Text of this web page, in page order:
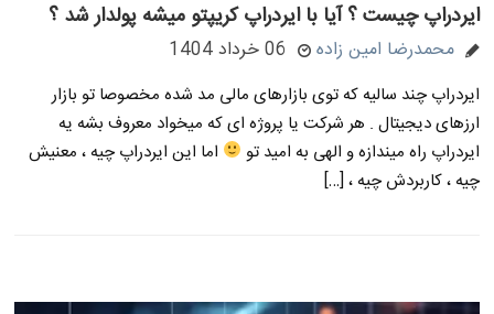
ایردراپ چیست ؟ آیا با ایردراپ کریپتو میشه پولدار شد ؟
محمدرضا امین زاده 06 خرداد 1404
ایردراپ چند سالیه که توی بازارهای مالی مد شده مخصوصا تو بازار
ارزهای دیجیتال . هر شرکت یا پروژه ای که میخواد معروف بشه یه
ایردراپ راه میندازه و الهی به امید تو
اما این ایردراپ چیه ، معنیش
چیه ، کاربردش چیه ، […]